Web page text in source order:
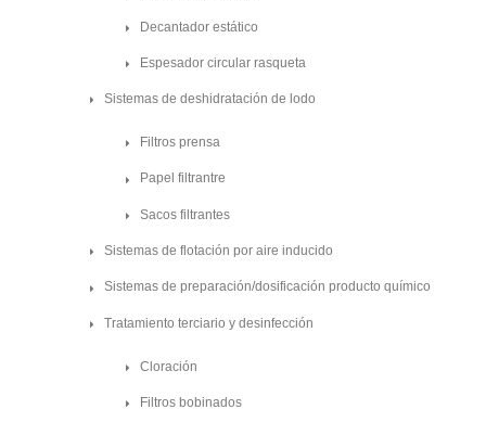
Decantador estático
Espesador circular rasqueta
Sistemas de deshidratación de lodo
Filtros prensa
Papel filtrantre
Sacos filtrantes
Sistemas de flotación por aire inducido
Sistemas de preparación/dosificación producto químico
Tratamiento terciario y desinfección
Cloración
Filtros bobinados